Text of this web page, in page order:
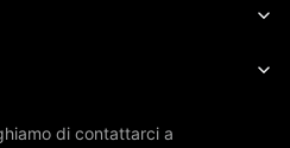
di contattarci a